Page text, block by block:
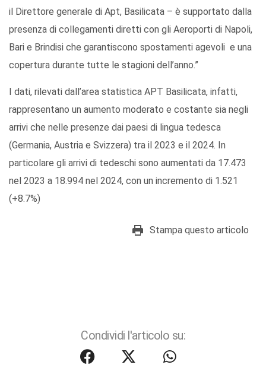
il Direttore generale di Apt, Basilicata – è supportato dalla
presenza di collegamenti diretti con gli Aeroporti di Napoli,
Bari e Brindisi che garantiscono spostamenti agevoli e una
copertura durante tutte le stagioni dell’anno.”
I dati, rilevati dall’area statistica APT Basilicata, infatti,
rappresentano un aumento moderato e costante sia negli
arrivi che nelle presenze dai paesi di lingua tedesca
(Germania, Austria e Svizzera) tra il 2023 e il 2024. In
particolare gli arrivi di tedeschi sono aumentati da 17.473
nel 2023 a 18.994 nel 2024, con un incremento di 1.521
(+8.7%)
Stampa questo articolo
Condividi l'articolo su: